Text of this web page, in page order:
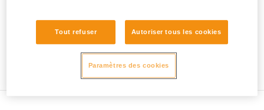
Tout refuser Autoriser tous les cookies
Paramètres des cookies